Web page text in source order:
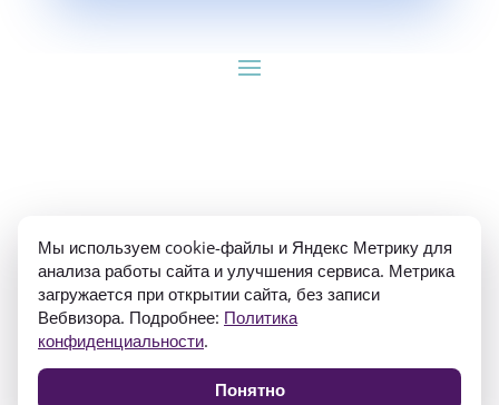
ИП Гуляев Е.А. ОГРН 310784709900570 ИНН
781020474307
Политика конфиденциальности
Мы используем cookie-файлы и Яндекс Метрику для
анализа работы сайта и улучшения сервиса. Метрика
загружается при открытии сайта, без записи
Вебвизора. Подробнее: Политика
конфиденциальности.
Понятно